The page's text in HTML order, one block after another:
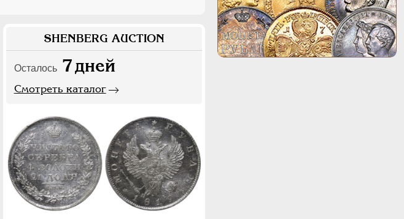
SHENBERG AUCTION
Осталось 7дней
Смотреть каталог